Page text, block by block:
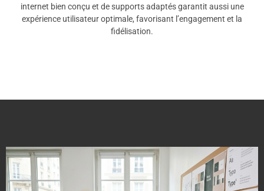
internet bien conçu et de supports adaptés garantit aussi une
expérience utilisateur optimale, favorisant l’engagement et la
fidélisation.